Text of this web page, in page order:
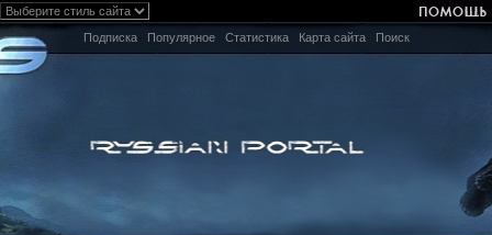
Подписка Популярное Статистика Карта сайта Поиск